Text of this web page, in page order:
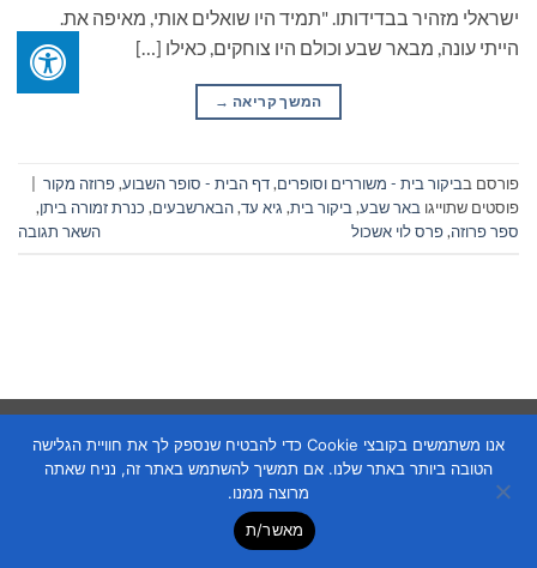
ישראלי מזהיר בבדידותו. "תמיד היו שואלים אותי, מאיפה את.
הייתי עונה, מבאר שבע וכולם היו צוחקים, כאילו […]
המשך קריאה →
פורסם בביקור בית - משוררים וסופרים,דף הבית - סופר השבוע,פרוזה מקור
פוסטים שתוייגו באר שבע, ביקור בית, גיא עד,הבארשבעים, כנרת זמורה ביתן,
ספר פרוזה,פרס לוי אשכול השאר תגובה
אנו משתמשים בקובצי Cookie כדי להבטיח שנספק לך את חוויית הגלישה
הטובה ביותר באתר שלנו. אם תמשיך להשתמש באתר זה, נניח שאתה
מרוצה ממנו.
מאשר/ת